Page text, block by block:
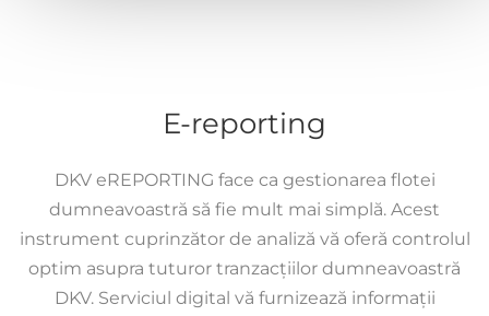
E-reporting
DKV eREPORTING face ca gestionarea flotei
dumneavoastră să fie mult mai simplă. Acest
instrument cuprinzător de analiză vă oferă controlul
optim asupra tuturor tranzacțiilor dumneavoastră
DKV. Serviciul digital vă furnizează informații